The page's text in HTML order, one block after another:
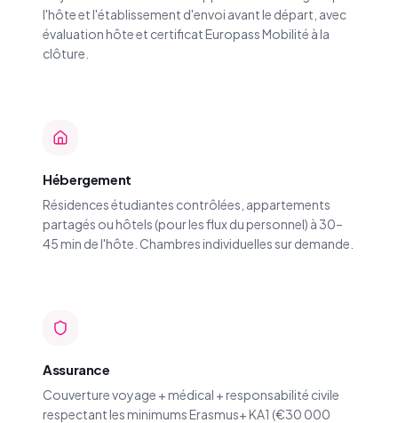
l'hôte et l'établissement d'envoi avant le départ, avec
évaluation hôte et certificat Europass Mobilité à la
clôture.
Hébergement
Résidences étudiantes contrôlées, appartements
partagés ou hôtels (pour les flux du personnel) à 30–
45 min de l'hôte. Chambres individuelles sur demande.
Assurance
Couverture voyage + médical + responsabilité civile
respectant les minimums Erasmus+ KA1 (€30 000